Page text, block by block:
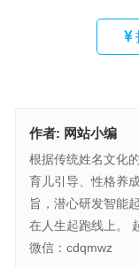
作者: 网站小编
根据传统姓名文化
育儿引导、性格养
旨，潜心研发智能
在人生起跑线上。
微信：cdqmwz